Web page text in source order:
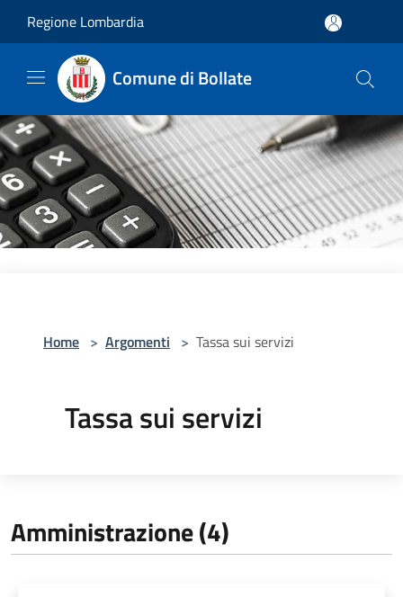
Regione Lombardia
Comune di Bollate
Home > Argomenti > Tassa sui servizi
Tassa sui servizi
Amministrazione (4)